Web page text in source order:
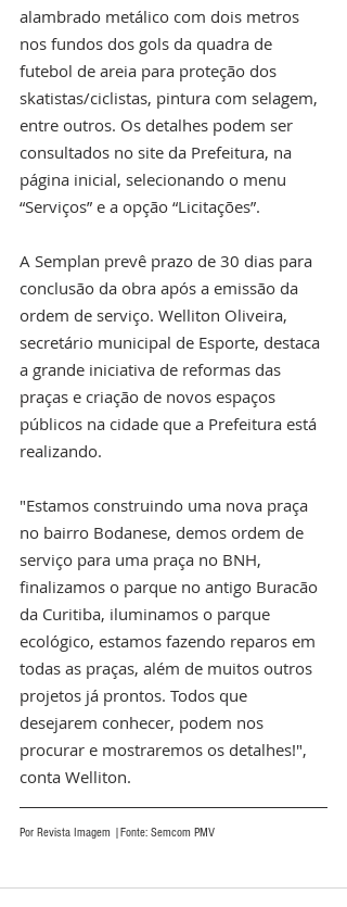
alambrado metálico com dois metros
nos fundos dos gols da quadra de
futebol de areia para proteção dos
skatistas/ciclistas, pintura com selagem,
entre outros. Os detalhes podem ser
consultados no site da Prefeitura, na
página inicial, selecionando o menu
“Serviços” e a opção “Licitações”.
A Semplan prevê prazo de 30 dias para
conclusão da obra após a emissão da
ordem de serviço. Welliton Oliveira,
secretário municipal de Esporte, destaca
a grande iniciativa de reformas das
praças e criação de novos espaços
públicos na cidade que a Prefeitura está
realizando.
"Estamos construindo uma nova praça
no bairro Bodanese, demos ordem de
serviço para uma praça no BNH,
finalizamos o parque no antigo Buracão
da Curitiba, iluminamos o parque
ecológico, estamos fazendo reparos em
todas as praças, além de muitos outros
projetos já prontos. Todos que
desejarem conhecer, podem nos
procurar e mostraremos os detalhes!",
conta Welliton.
Por Revista Imagem |Fonte: Semcom PMV